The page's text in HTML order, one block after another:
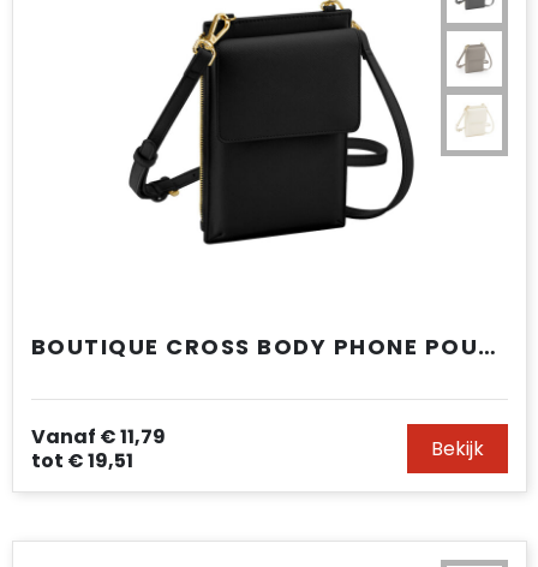
BOUTIQUE CROSS BODY PHONE POUCH
Vanaf € 11,79
tot € 19,51 Bekijk